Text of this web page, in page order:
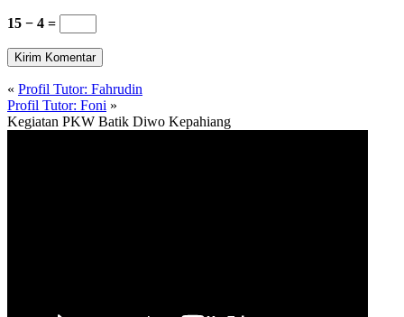
15 − 4 =
« Profil Tutor: Fahrudin
Profil Tutor: Foni »
Kegiatan PKW Batik Diwo Kepahiang